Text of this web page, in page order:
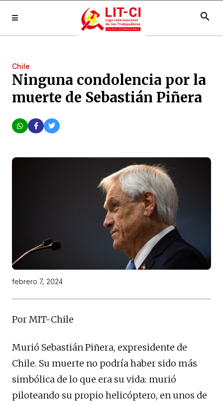
search
Chile
Ninguna condolencia por la
muerte de Sebastián Piñera
febrero 7, 2024
Por MIT-Chile
Murió Sebastián Piñera, expresidente de
Chile. Su muerte no podría haber sido más
simbólica de lo que era su vida: murió
piloteando su propio helicóptero, en unos de